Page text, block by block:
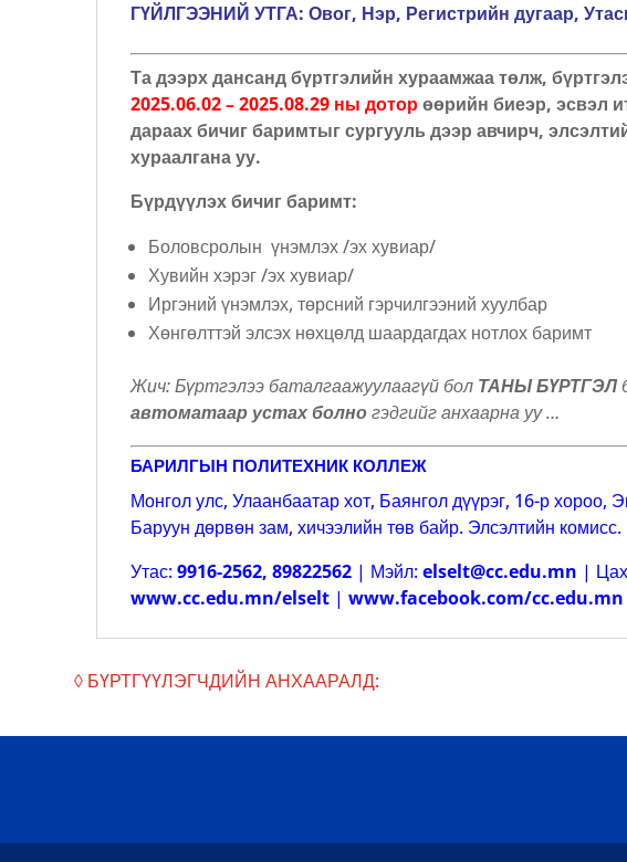
ГҮЙЛГЭЭНИЙ УТГА: Овог, Нэр, Регистрийн дугаар,
Та дээрх дансанд бүртгэлийн хураамжаа төлж,
2025.06.02 – 2025.08.29 ны доторөөрийн биеэр, эсвэл
дараах бичиг баримтыг сургууль дээр авчирч,
хураалгана уу.
Бүрдүүлэх бичиг баримт:
Боловсролын үнэмлэх /эх хувиар/
Хувийн хэрэг /эх хувиар/
Иргэний үнэмлэх, төрсний гэрчилгээний хуулбар
Хөнгөлттэй элсэх нөхцөлд шаардагдах нотлох баримт
Жич: Бүртгэлээ баталгаажуулаагүй бол ТАНЫ БҮРТГЭЛ
автоматаар устах болногэдгийг анхаарна уу …
БАРИЛГЫН ПОЛИТЕХНИК КОЛЛЕЖ
Монгол улс, Улаанбаатар хот, Баянгол дүүрэг, 16-р хороо,
Баруун дөрвөн зам, хичээлийн төв байр. Элсэлтийн комисс.
Утас:9916-2562, 89822562 | Мэйл:elselt@cc.edu.mn |
www.cc.edu.mn/elselt |www.facebook.com/cc.edu.mn
◊ БҮРТГҮҮЛЭГЧДИЙН АНХААРАЛД: